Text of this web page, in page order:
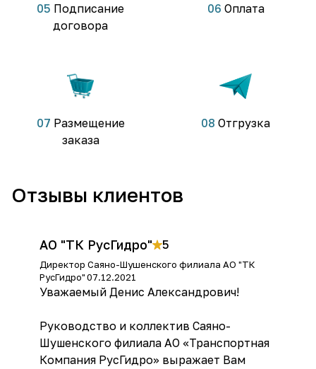
05 Подписание
договора
06 Оплата
07 Размещение
заказа
08 Отгрузка
Отзывы клиентов
АО "ТК РусГидро" 5
Директор Саяно-Шушенского филиала АО "ТК
РусГидро"07.12.2021
Уважаемый Денис Александрович!
Руководство и коллектив Саяно-
Шушенского филиала АО «Транспортная
Компания РусГидро» выражает Вам